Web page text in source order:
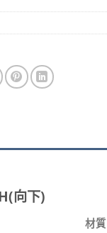
向下)
材質